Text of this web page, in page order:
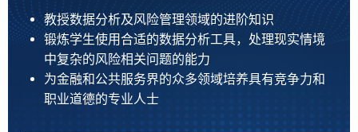
教授数据分析及风险管理领域的进阶知识
锻炼学生使用合适的数据分析工具，处理现实情境
中复杂的风险相关问题的能力
为金融和公共服务界的众多领域培养具有竞争力和
职业道德的专业人士